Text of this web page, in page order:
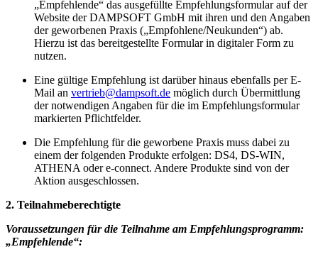
„Empfehlende“ das ausgefüllte Empfehlungsformular auf der
Website der DAMPSOFT GmbH mit ihren und den Angaben
der geworbenen Praxis („Empfohlene/Neukunden“) ab.
Hierzu ist das bereitgestellte Formular in digitaler Form zu
nutzen.
Eine gültige Empfehlung ist darüber hinaus ebenfalls per E-
Mail an vertrieb@dampsoft.de möglich durch Übermittlung
der notwendigen Angaben für die im Empfehlungsformular
markierten Pflichtfelder.
Die Empfehlung für die geworbene Praxis muss dabei zu
einem der folgenden Produkte erfolgen: DS4, DS-WIN,
ATHENA oder e-connect. Andere Produkte sind von der
Aktion ausgeschlossen.
2. Teilnahmeberechtigte
Voraussetzungen für die Teilnahme am Empfehlungsprogramm:
„Empfehlende“: